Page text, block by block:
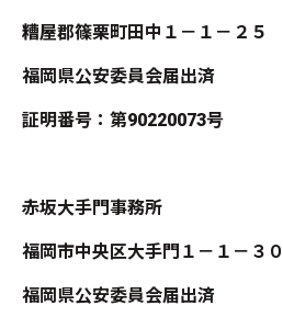
糟屋郡篠栗町田中１－１－２５
福岡県公安委員会届出済
証明番号：第90220073号
赤坂大手門事務所
福岡市中央区大手門１－１－３０
福岡県公安委員会届出済